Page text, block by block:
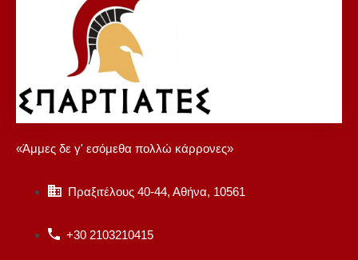
«Άμμες δε γ' εσόμεθα πολλώ κάρρονες»
Πραξιτέλους 40-44, Αθήνα, 10561
+30 2103210415